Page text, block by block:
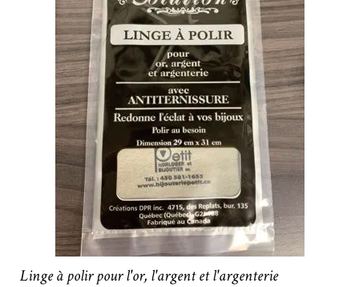
Linge à polir pour l'or, l'argent et l'argenterie